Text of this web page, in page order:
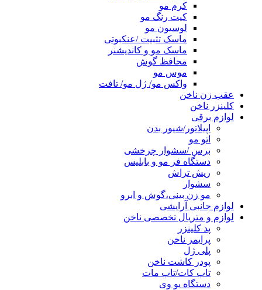
کرم مو
کیت رنگ مو
لوسیون مو
ماسک تثبیت /عنکبوتی
ماسک مو و کاندیشنر
محافظ گوش
موس مو
واکس مو/ ژل مو/ تافت
عقب زن ناخن
کلینزر ناخن
لوازم برقی
اپیلاتور/شیور بدن
اتو مو
برس /سشوار چرخشی
دستگاه فر مو و بابلیس
ریش تراش
سشوار
مو زن بینی،گوش و ابرو
لوازم جانبی آرایشی
لوازم و متریال تخصصی ناخن
پد کلینزر
پرایمر ناخن
پلی ژل
پودر کاشت ناخن
تاپ کات/تاپ مات
دستگاه یو وی